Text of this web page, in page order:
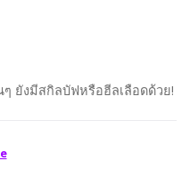
ยังมีสกิลบัฟหรือฮีลเลือดด้วย!